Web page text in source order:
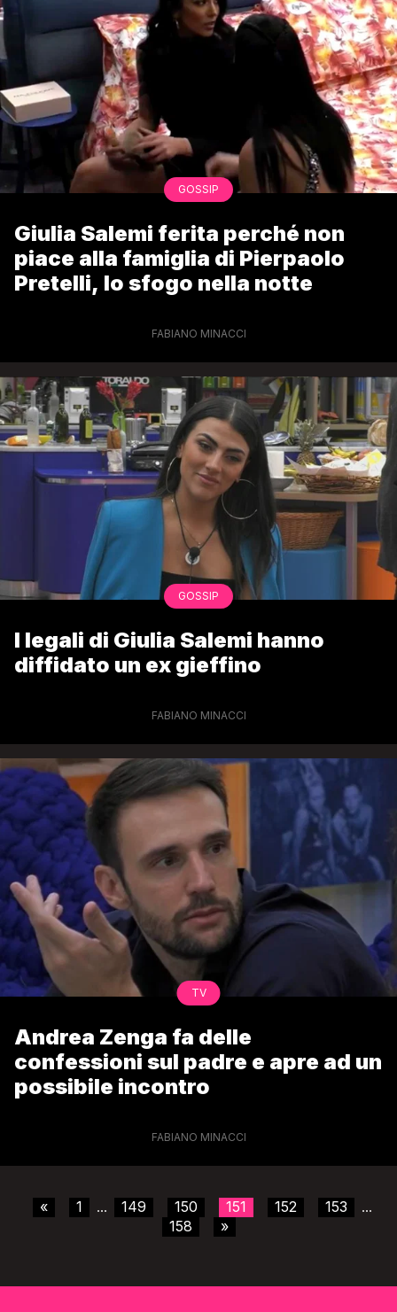
GOSSIP
Giulia Salemi ferita perché non
piace alla famiglia di Pierpaolo
Pretelli, lo sfogo nella notte
FABIANO MINACCI
GOSSIP
I legali di Giulia Salemi hanno
diffidato un ex gieffino
FABIANO MINACCI
TV
Andrea Zenga fa delle
confessioni sul padre e apre ad un
possibile incontro
FABIANO MINACCI
« 1 ... 149 150 151 152 153 ...
158 »